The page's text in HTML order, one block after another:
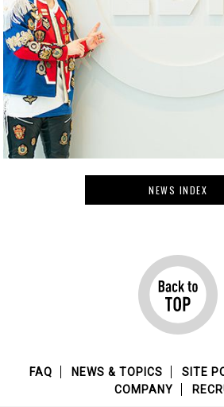
NEWS INDEX
FAQ NEWS & TOPICS SITE
COMPANY